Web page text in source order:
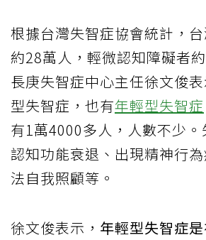
根據台灣失智症協會統計，
約28萬人，輕微認知障礙者
長庚失智症中心主任徐文俊
型失智症，也有年輕型失智症
有1萬4000多人，人數不少
認知功能衰退、出現精神行
法自我照顧等。
徐文俊表示， 年輕型失智症